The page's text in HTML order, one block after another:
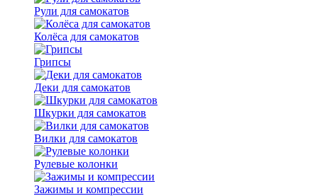
Рули для самокатов
Колёса для самокатов
Грипсы
Деки для самокатов
Шкурки для самокатов
Вилки для самокатов
Рулевые колонки
Зажимы и компрессии